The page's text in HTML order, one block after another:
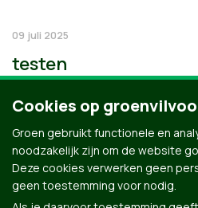
09 juli 2025
testen
Cookies op
Groen gebruikt functionele en
noodzakelijk zijn om de website
Deze cookies verwerken geen
geen toestemming voor nodig.